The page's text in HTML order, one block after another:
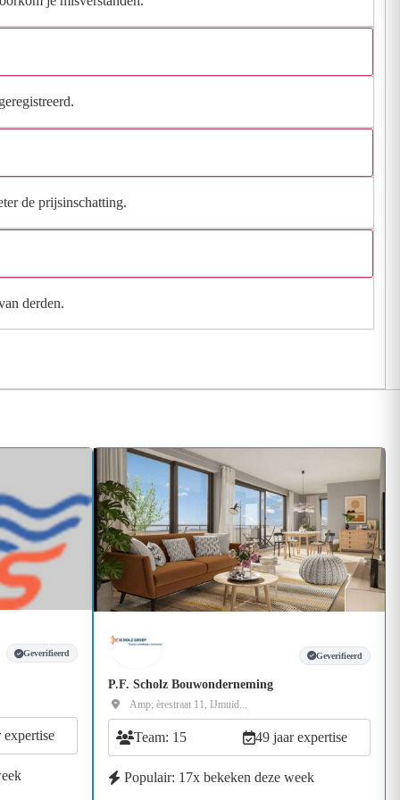
de prijsinschatting.
derden.
Geverifieerd
expertise
Geverifieerd
P.F. Scholz Bouwonderneming
Amp; èrestraat 11, IJmuid...
Team: 15 49 jaar expertise
Populair: 17x bekeken deze week